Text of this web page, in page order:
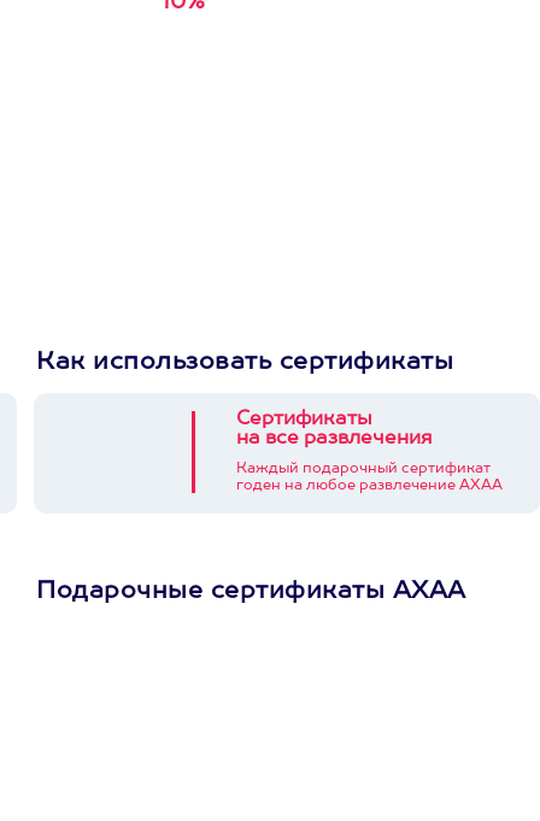
Как использовать сертификаты
Сертификаты
на все развлечения
Каждый подарочный сертификат
годен на любое развлечение АХАА
Подарочные сертификаты АХАА